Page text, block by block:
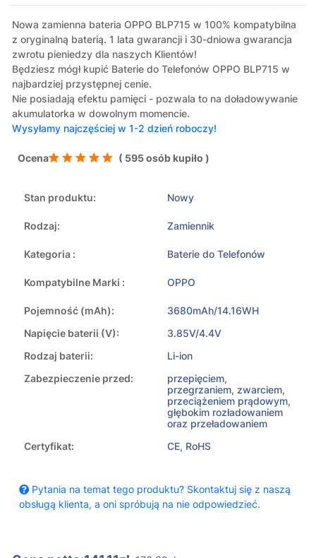
Nowa zamienna bateria OPPO BLP715 w 100% kompatybilna
z oryginalną baterią. 1 lata gwarancji i 30-dniowa gwarancja
zwrotu pieniedzy dla naszych Klientów!
Będziesz mógł kupić Baterie do Telefonów OPPO BLP715 w
najbardziej przystępnej cenie.
Nie posiadają efektu pamięci - pozwala to na doładowywanie
akumulatorka w dowolnym momencie.
Wysyłamy najczęściej w 1-2 dzień roboczy!
Ocena ( 595 osób kupiło )
Stan produktu: Nowy
Rodzaj: Zamiennik
Kategoria : Baterie do Telefonów
Kompatybilne Marki : OPPO
Pojemność (mAh):
3680mAh/14.16WH
Napięcie baterii (V):
3.85V/4.4V
Rodzaj baterii:
Li-ion
Zabezpieczenie przed:
przepięciem,
przegrzaniem, zwarciem,
przeciążeniem prądowym,
głębokim rozładowaniem
oraz przeładowaniem
Certyfikat:
CE, RoHS
Pytania na temat tego produktu? Skontaktuj się z naszą
obsługą klienta, a oni spróbują na nie odpowiedzieć.